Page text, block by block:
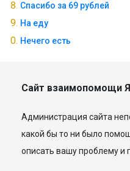
Спасибо за 69 рублей
На еду
Нечего есть
Сайт взаимопомощи
Администрация сайта
какой бы то ни было
описать вашу проблему и